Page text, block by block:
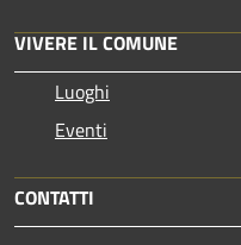
VIVERE IL COMUNE
Luoghi
Eventi
CONTATTI